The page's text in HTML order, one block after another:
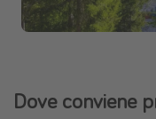
Dove conviene